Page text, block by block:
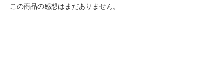
この商品の感想はまだありません。